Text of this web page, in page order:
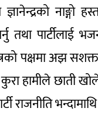
नाङ्गो
तथा पार्टीलाई
पक्षमा अझ
कुरा हामीले छाती
राजनीति